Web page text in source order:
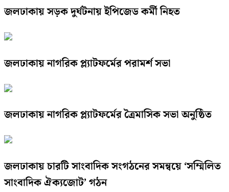
জলঢাকায় সড়ক দুর্ঘটনায় ইপিজেড কর্মী নিহত
জলঢাকায় নাগরিক প্ল্যাটফর্মের পরামর্শ সভা
জলঢাকায় নাগরিক প্ল্যাটফর্মের ত্রৈমাসিক সভা অনুষ্ঠিত
জলঢাকায় চারটি সাংবাদিক সংগঠনের সমন্বয়ে ‘সম্মিলিত
সাংবাদিক ঐক্যজোট’ গঠন